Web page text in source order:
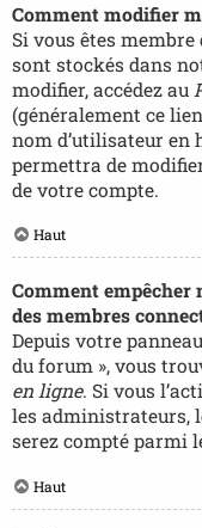
Comment modifier
Si vous êtes
sont stockés dans
modifier, accédez au
(généralement ce
nom d’utilisateur en
permettra de
de votre compte.
Haut
Comment empêcher
des membres
Depuis votre
du forum », vous
en ligne. Si vous
les administrateurs,
serez compté parmi
Haut